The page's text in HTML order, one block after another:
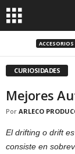
ACCESORIOS
CURIOSIDADES
Mejores
Por ARLECO
El drifting o drift
consiste en